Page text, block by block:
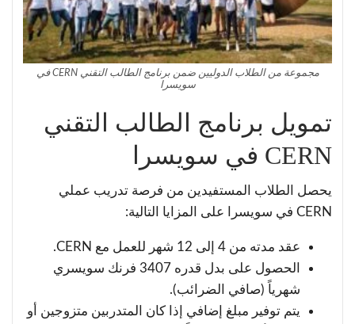
مجموعة من الطلاب الدوليين ضمن برنامج الطالب التقني CERN في
سويسرا
تمويل برنامج الطالب التقني
CERN في سويسرا
يحصل الطلاب المستفيدين من فرصة تدريب عملي
CERN في سويسرا على المزايا التالية:
عقد مدته من 4 إلى 12 شهر للعمل مع CERN.
الحصول على بدل قدره 3407 فرنك سويسري
شهرياً (صافي الضرائب).
يتم توفير مبلغ إضافي إذا كان المتدربين متزوجين أو